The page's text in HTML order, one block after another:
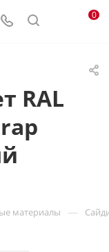
0
RAL
материалы —